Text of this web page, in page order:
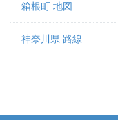
箱根町 地図
神奈川県 路線